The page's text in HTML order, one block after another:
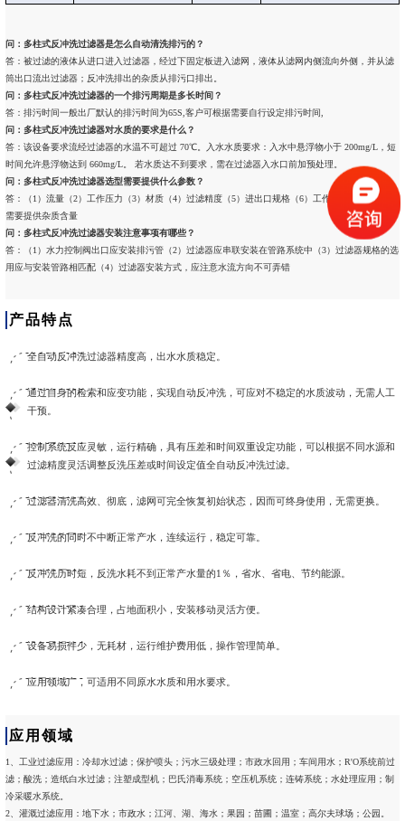
问：多柱式反冲洗过滤器是怎么自动清洗排污的？
答：被过滤的液体从进口进入过滤器，经过下固定板进入滤网，液体从滤网内侧流向外侧，并从滤
筒出口流出过滤器；反冲洗排出的杂质从排污口排出。
问： 多柱式反冲洗过滤器的一个排污周期是多长时间？
答：排污时间一般出厂默认的排污时间为65S,客户可根据需要自行设定排污时间,
问：多柱式反冲洗过滤器对水质的要求是什么？
答：该设备要求流经过滤器的水温不可超过 70℃。入水水质要求：入水中悬浮物小于 200mg/L，短
时间允许悬浮物达到 660mg/L。 若水质达不到要求，需在过滤器入水口前加预处理。
问：多柱式反冲洗过滤器选型需要提供什么参数？
答：（1）流量（2）工作压力（3）材质（4）过滤精度（5）进出口规格（6）工作温度（7）必要时
需要提供杂质含量
问：多柱式反冲洗过滤器安装注意事项有哪些？
答：（1）水力控制阀出口应安装排污管（2）过滤器应串联安装在管路系统中（3）过滤器规格的选
用应与安装管路相匹配（4）过滤器安装方式，应注意水流方向不可弄错
产品特点
全自动反冲洗过滤器精度高，出水水质稳定。
通过自身的检索和应变功能，实现自动反冲洗，可应对不稳定的水质波动，无需人工
干预。
控制系统反应灵敏，运行精确，具有压差和时间双重设定功能，可以根据不同水源和
过滤精度灵活调整反洗压差或时间设定值全自动反冲洗过滤。
过滤器清洗高效、彻底，滤网可完全恢复初始状态，因而可终身使用，无需更换。
反冲洗的同时不中断正常产水，连续运行，稳定可靠。
反冲洗历时短，反洗水耗不到正常产水量的1％，省水、省电、节约能源。
结构设计紧凑合理，占地面积小，安装移动灵活方便。
设备易损件少，无耗材，运行维护费用低，操作管理简单。
应用领域广，可适用不同原水水质和用水要求。
应用领域
1、工业过滤应用：冷却水过滤；保护喷头；污水三级处理；市政水回用；车间用水；R'O系统前过
滤；酸洗；造纸白水过滤；注塑成型机；巴氏消毒系统；空压机系统；连铸系统；水处理应用；制
冷采暖水系统。
2、灌溉过滤应用：地下水；市政水；江河、湖、海水；果园；苗圃；温室；高尔夫球场；公园。